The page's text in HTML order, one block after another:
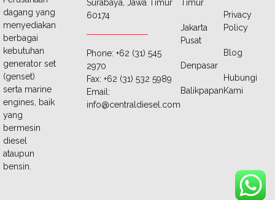
dagang yang
menyediakan
berbagai
kebutuhan
generator set
(genset)
serta marine
engines, baik
yang
bermesin
diesel
ataupun
bensin.
Surabaya, Jawa Timur
60174
Phone: +62 (31) 545
2970
Fax: +62 (31) 532 5989
Email:
info@centraldiesel.com
Timur
Jakarta
Pusat
Denpasar
Balikpapan
Privacy
Policy
Blog
Hubungi
Kami